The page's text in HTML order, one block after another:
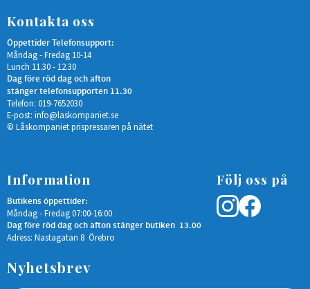
Kontakta oss
Öppettider Telefonsupport:
Måndag - Fredag 10-14
Lunch 11.30 - 12.30
Dag före röd dag och afton
stänger telefonsupporten 11.30
Telefon: 019-7652030
E-post: info@laskompaniet.se
© Låskompaniet prispressaren på nätet
Information
Butikens öppettider:
Måndag - Fredag 07:00-16:00
Dag före röd dag och afton stänger butiken 13.00
Adress: Nastagatan 8 Örebro
Följ oss på
Nyhetsbrev